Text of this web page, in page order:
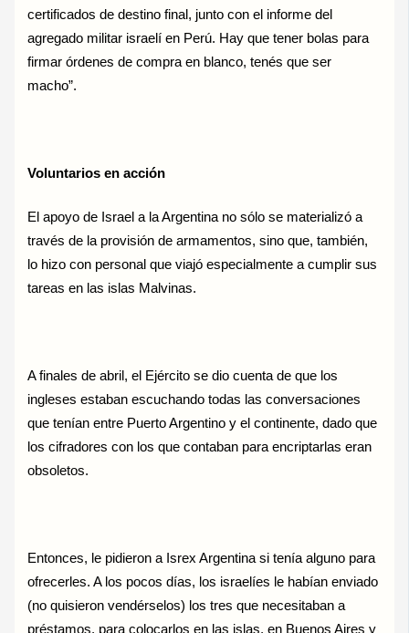
certificados de destino final, junto con el informe del
agregado militar israelí en Perú. Hay que tener bolas para
firmar órdenes de compra en blanco, tenés que ser
macho”.
Voluntarios en acción
El apoyo de Israel a la Argentina no sólo se materializó a
través de la provisión de armamentos, sino que, también,
lo hizo con personal que viajó especialmente a cumplir sus
tareas en las islas Malvinas.
A finales de abril, el Ejército se dio cuenta de que los
ingleses estaban escuchando todas las conversaciones
que tenían entre Puerto Argentino y el continente, dado que
los cifradores con los que contaban para encriptarlas eran
obsoletos.
Entonces, le pidieron a Isrex Argentina si tenía alguno para
ofrecerles. A los pocos días, los israelíes le habían enviado
(no quisieron vendérselos) los tres que necesitaban a
préstamos, para colocarlos en las islas, en Buenos Aires y